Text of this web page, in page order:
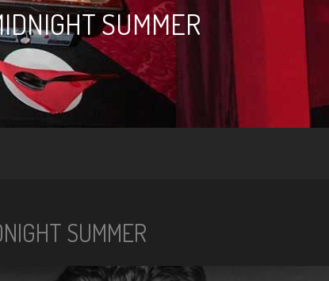
SUMMER
SUMMER